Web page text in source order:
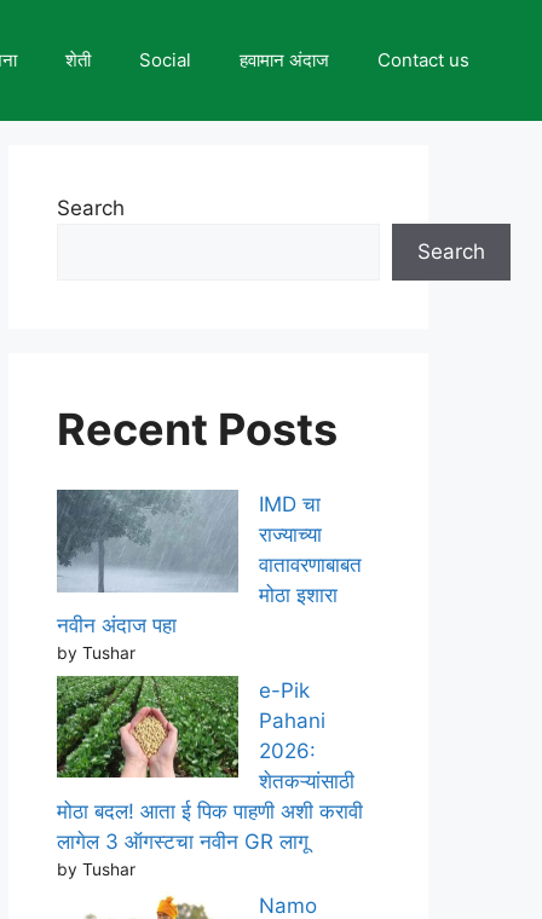
शेती Social हवामान अंदाज Contact us
Search
Search
Recent Posts
IMD चा
राज्याच्या
वातावरणाबाबत
मोठा इशारा
नवीन अंदाज पहा
by Tushar
e-Pik
Pahani
2026:
शेतकऱ्यांसाठी
मोठा बदल! आता ई पिक पाहणी अशी करावी
लागेल 3 ऑगस्टचा नवीन GR लागू
by Tushar
Namo